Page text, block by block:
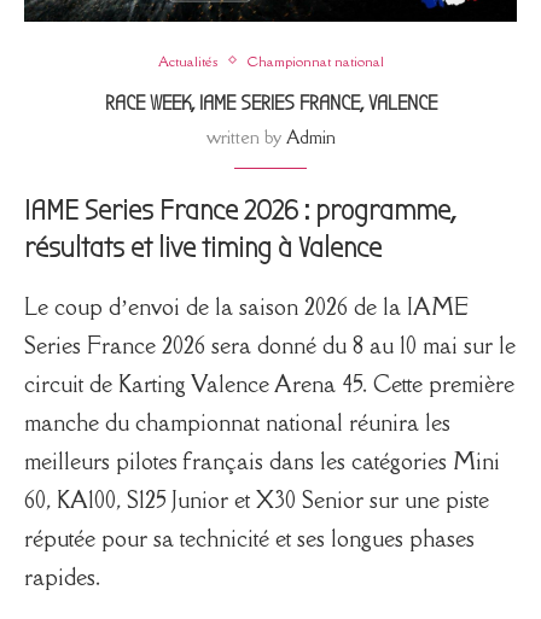
Actualités Championnat national
RACE WEEK, IAME SERIES FRANCE, VALENCE
written by Admin
IAME Series France 2026 : programme,
résultats et live timing à Valence
Le coup d’envoi de la saison 2026 de la IAME
Series France 2026 sera donné du 8 au 10 mai sur le
circuit de Karting Valence Arena 45. Cette première
manche du championnat national réunira les
meilleurs pilotes français dans les catégories Mini
60, KA100, S125 Junior et X30 Senior sur une piste
réputée pour sa technicité et ses longues phases
rapides.